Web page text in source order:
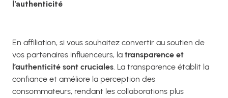
l’authenticité
En affiliation, si vous souhaitez convertir au soutien de
vos partenaires influenceurs, la transparence et
l’authenticité sont cruciales. La transparence établit la
confiance et améliore la perception des
consommateurs, rendant les collaborations plus